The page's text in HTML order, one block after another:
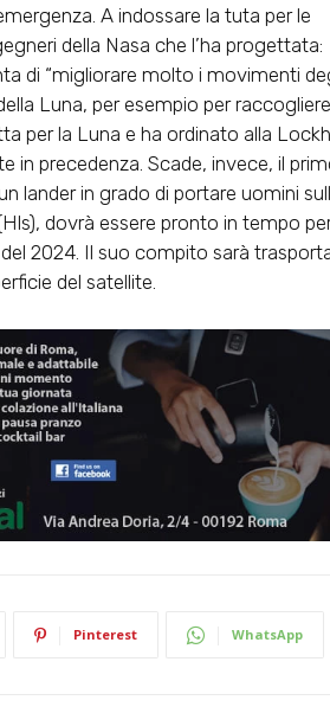
A indossare la tuta per le
della Nasa che l’ha progettata:
di “migliorare molto i movimenti
Luna, per esempio per raccogliere
per la Luna e ha ordinato alla
in precedenza. Scade, invece, il
lander in grado di portare uomini
dovrà essere pronto in tempo
2024. Il suo compito sarà
del satellite.
Pinterest WhatsApp